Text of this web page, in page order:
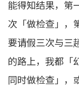
能得知结果，第
次「做检查」，
要请假三次与三
的路上，我都「
同时做检查」，